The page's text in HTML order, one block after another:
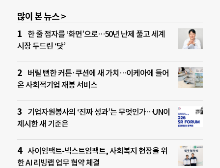
많이 본 뉴스 >
한 줄 점자를 ‘화면’으로…50년 난제 풀고 세계
시장 두드린 ‘닷’
버릴 뻔한 커튼·쿠션에 새 가치…이케아에 들어
온 사회적기업 재봉 서비스
기업자원봉사의 ‘진짜 성과’는 무엇인가…UN이
제시한 새 기준은
사이임팩트-넥스트임팩트, 사회복지 현장을 위
한 AI 리빙랩 업무 협약 체결